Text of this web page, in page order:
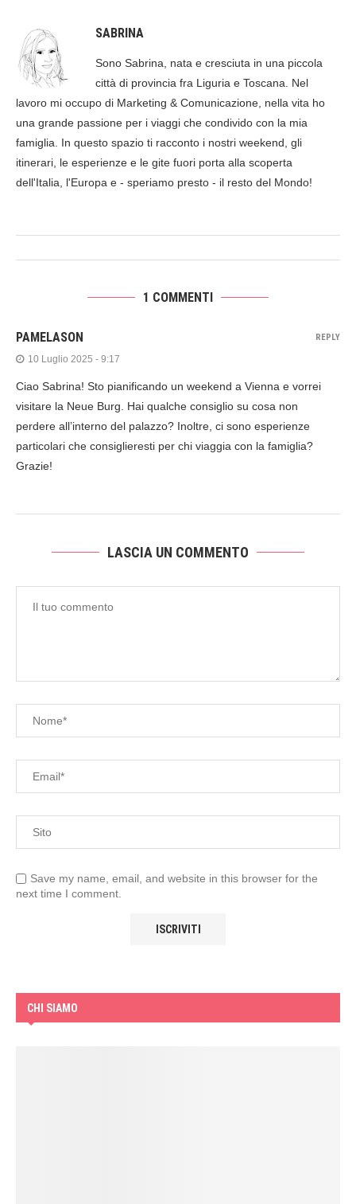
SABRINA
Sono Sabrina, nata e cresciuta in una piccola
città di provincia fra Liguria e Toscana. Nel
lavoro mi occupo di Marketing & Comunicazione, nella vita ho
una grande passione per i viaggi che condivido con la mia
famiglia. In questo spazio ti racconto i nostri weekend, gli
itinerari, le esperienze e le gite fuori porta alla scoperta
dell'Italia, l'Europa e - speriamo presto - il resto del Mondo!
1 COMMENTI
PAMELASON
10 Luglio 2025 - 9:17
Ciao Sabrina! Sto pianificando un weekend a Vienna e vorrei
visitare la Neue Burg. Hai qualche consiglio su cosa non
perdere all’interno del palazzo? Inoltre, ci sono esperienze
particolari che consiglieresti per chi viaggia con la famiglia?
Grazie!
REPLY
LASCIA UN COMMENTO
Save my name, email, and website in this browser for the
next time I comment.
CHI SIAMO